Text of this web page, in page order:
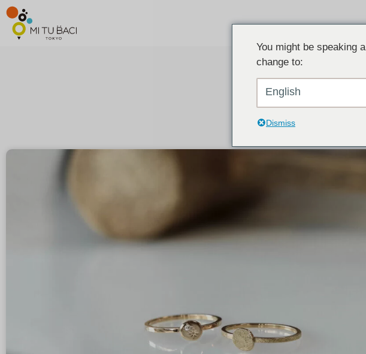
레이어링・새
You might be speaking
change to:
English
Dismiss